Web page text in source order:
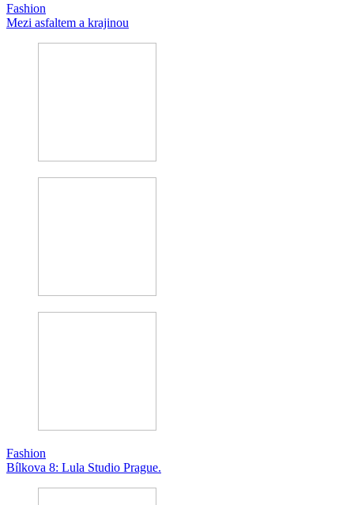
Fashion
Mezi asfaltem a krajinou
Fashion
Bílkova 8: Lula Studio Prague.